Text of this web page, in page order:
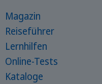
Magazin
Reiseführer
Lernhilfen
Online-Tests
Kataloge